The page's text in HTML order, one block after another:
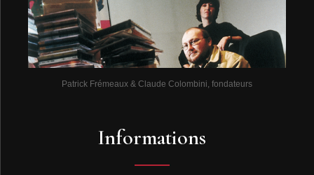
Patrick Frémeaux & Claude Colombini, fondateurs
Informations